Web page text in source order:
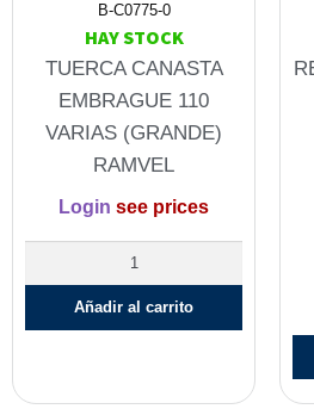
B-C0775-0
HAY STOCK
TUERCA CANASTA
EMBRAGUE 110
VARIAS (GRANDE)
RAMVEL
Login see prices
Añadir al carrito